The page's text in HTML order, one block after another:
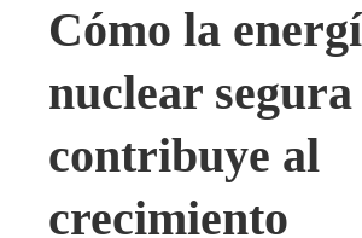
Cómo la
nuclear segura
contribuye al
crecimiento